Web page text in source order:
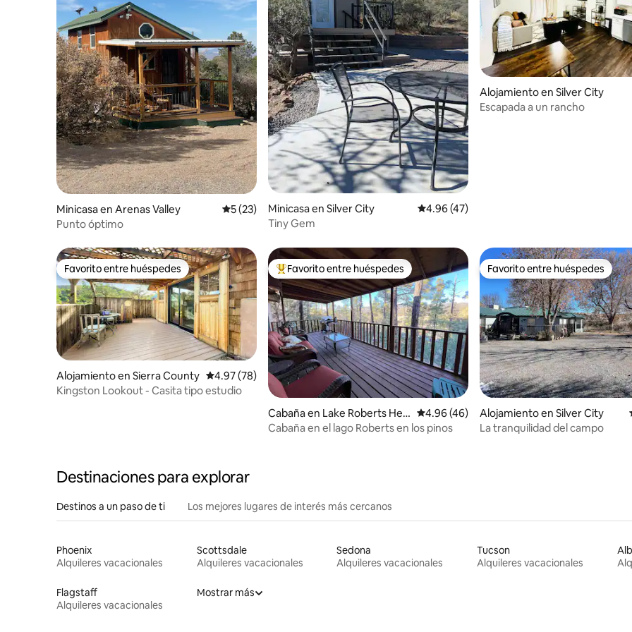
Minicasa en Arenas Valley Calificación promedio: 5 de 5, 23 reseñas
5 (23)
Punto óptimo
Minicasa en Silver City Calificación promedio: 4.96 de 5, 47 reseñas
4.96 (47)
Tiny Gem
Alojamiento en Silver City
Escapada a un rancho
Favorito entre huéspedes
Favorito entre huéspedes
Alojamiento en Sierra County Calificación promedio: 4.97 de 5, 78 reseñas
4.97 (78)
Kingston Lookout - Casita tipo estudio
Favorito entre huéspedes preferido
Favorito entre huéspedes
Cabaña en Lake Roberts Heig
hts
Calificación promedio: 4.96 de 5, 46 reseñas
4.96 (46)
Cabaña en el lago Roberts en los pinos
Favorito entre huéspedes
Favorito entre huéspedes
Alojamiento en Silver City
La tranquilidad del campo
Destinaciones para explorar
Destinos a un paso de ti Los mejores lugares de interés más cercanos
Phoenix
Alquileres vacacionales
Scottsdale
Alquileres vacacionales
Sedona
Alquileres vacacionales
Tucson
Alquileres vacacionales
Flagstaff
Alquileres vacacionales
Mostrar más